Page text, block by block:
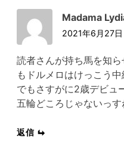
Madama
2021年6月27
読者さんが持ち馬を知
もドルメロはけっこう中
でもさすがに2歳デビュ
五輪どころじゃないっす
返信